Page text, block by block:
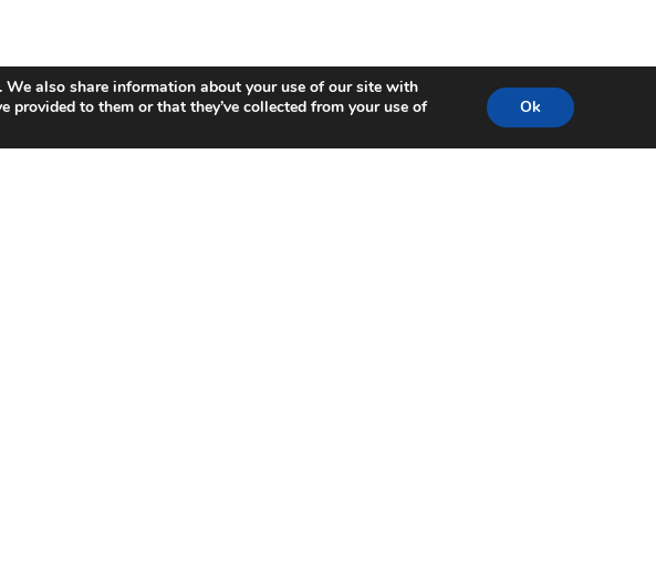
also share information about your use of our site with
to them or that they’ve collected from your use of
Ok